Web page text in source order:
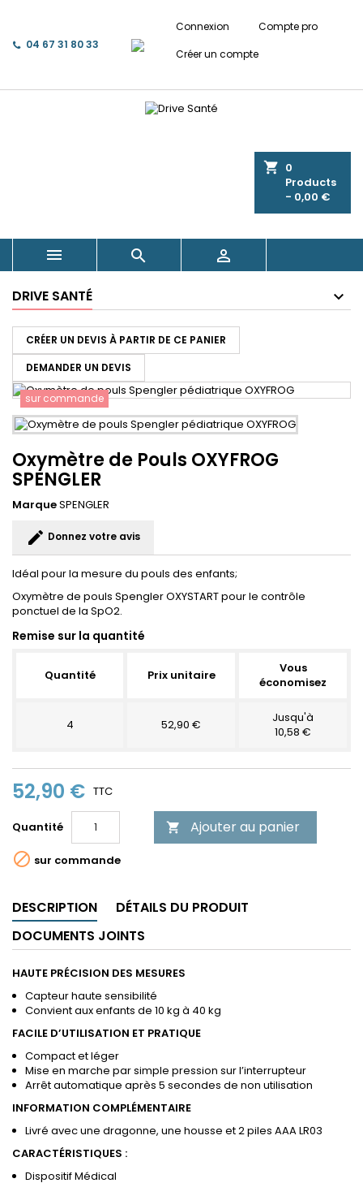
04 67 31 80 33
Connexion
Créer un compte
Compte pro
shopping_cart 0
Products
- 0,00 €
  
DRIVE SANTÉ
CRÉER UN DEVIS À PARTIR DE CE PANIER
DEMANDER UN DEVIS
sur commande
Oxymètre de Pouls OXYFROG
SPENGLER
MarqueSPENGLER
edit Donnez votre avis
Idéal pour la mesure du pouls des enfants;
Oxymètre de pouls Spengler OXYSTART pour le contrôle
ponctuel de la SpO2.
Remise sur la quantité
Quantité Prix unitaire
Vous
économisez
4 52,90 €
Jusqu'à
10,58 €
52,90 € TTC
Quantité  Ajouter au panier
 sur commande
DESCRIPTION
DÉTAILS DU PRODUIT
DOCUMENTS JOINTS
HAUTE PRÉCISION DES MESURES
Capteur haute sensibilité
Convient aux enfants de 10 kg à 40 kg
FACILE D’UTILISATION ET PRATIQUE
Compact et léger
Mise en marche par simple pression sur l’interrupteur
Arrêt automatique après 5 secondes de non utilisation
INFORMATION COMPLÉMENTAIRE
Livré avec une dragonne, une housse et 2 piles AAA LR03
CARACTÉRISTIQUES :
Dispositif Médical